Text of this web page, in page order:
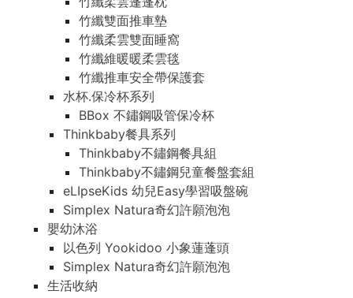
竹纖雙面推車墊
竹纖柔雲雙面睡窩
竹纖維暖暖柔雲毯
竹纖推車安全帶保護套
水杯.保冷杯系列
BBox 不鏽鋼吸管保冷杯
Thinkbaby餐具系列
Thinkbaby不鏽鋼餐具組
Thinkbaby不鏽鋼兒童餐盤套組
eLIpseKids 幼兒Easy學習吸盤碗
Simplex Natura奇幻許願泡泡
嬰幼沐浴
以色列 Yookidoo 小象蓮蓬頭
Simplex Natura奇幻許願泡泡
生活收納